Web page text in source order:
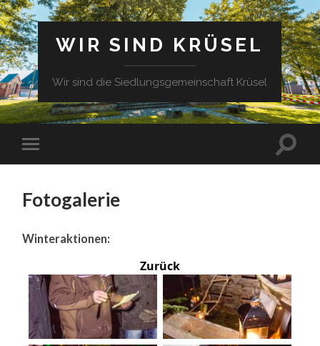
WIR SIND KRÜSEL
Wir sind die Siedlungsgemeinschaft Krüsel
Fotogalerie
Winteraktionen:
Zurück